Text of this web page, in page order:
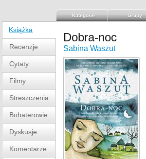
Kategorie Grupy
Książka
Recenzje
Cytaty
Filmy
Streszczenia
Bohaterowie
Dyskusje
Komentarze
Dobra-noc
Sabina Waszut